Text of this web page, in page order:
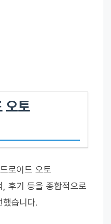
오토
로이드 오토
후기 등을 종합적으로
습니다.